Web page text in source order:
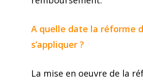
A quelle date la réforme
s’appliquer ?
La mise en oeuvre de la